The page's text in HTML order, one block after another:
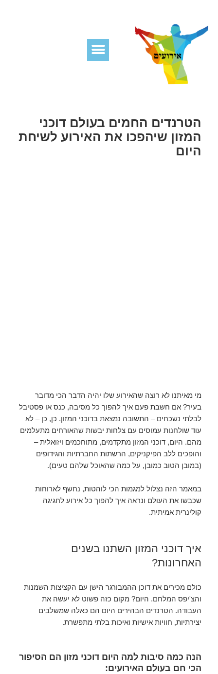
הטרנדים החמים בעולם דוכני
המזון שיהפכו את האירוע לשיחת
היום
מי מאיתנו לא רוצה שהאירוע שלו יהיה הדבר הכי מדובר
בעיר? אם חשבת פעם איך להפוך כל מסיבה, כנס או פסטיבל
לבלתי נשכחים – התשובה נמצאת בדוכני המזון. כן, כן – לא
עוד שולחנות עמוסים עם צלחות יבשות שהאורחים מתעלמים
מהם. היום, דוכני המזון מתקדמים, מתוחכמים ויזואלית –
והופכים ללב הפיקניקים, הרשתות החברתיות והגידופים
(במובן הטוב כמובן, על כמה שהאוכל שלהם טעים).
במאמר הזה נצלול למגמות הכי לוהטות, נחשף לארוחות
שכבשו את העולם ונראה איך להפוך כל אירוע לחגיגה
קולינרית אמיתית.
איך דוכני המזון השתנו בשנים
האחרונות?
כולם מכירים את דוכן ההמבורגר הישן עם הקציצות השמנות
והצ'יפס המלחם. היום? מקום כזה פשוט לא יעשה את
העבודה. הטרנדים הבהירים היום הם כאלה שמשלבים
יצירתיות, חוויות אישיות ואיכות בלתי מתפשרת.
הנה כמה סיבות למה היום דוכני מזון הם הסיפור
הכי חם בעולם האירועים: